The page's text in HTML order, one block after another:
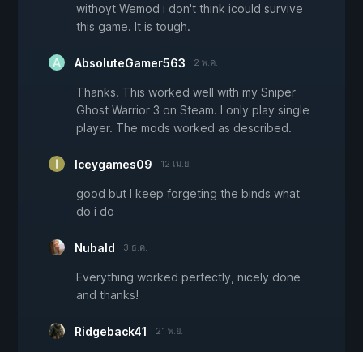
withoyt Wemod i don't think icould survive
this game. It is tough.
AbsoluteGamer563 2 พ.ค.
Thanks. This worked well with my Sniper
Ghost Warrior 3 on Steam. I only play single
player. The mods worked as described.
Iceygames09 12 เม.ย.
good but I keep forgeting the binds what
do i do
Nubald 3 ธ.ค.
Everything worked perfectly, nicely done
and thanks!
Ridgeback41 21 พ.ย.